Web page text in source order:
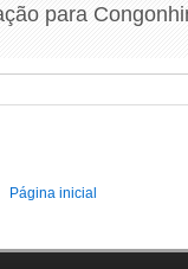
para
Página inicial